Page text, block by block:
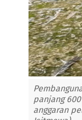
panjang
anggaran